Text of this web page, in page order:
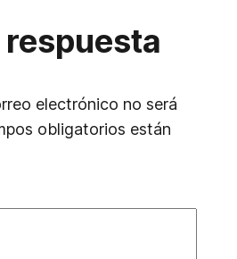
respuesta
electrónico no será
obligatorios están